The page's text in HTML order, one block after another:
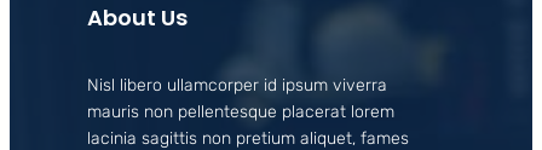
About Us
Nisl libero ullamcorper id ipsum viverra
mauris non pellentesque placerat lorem
lacinia sagittis non pretium aliquet, fames